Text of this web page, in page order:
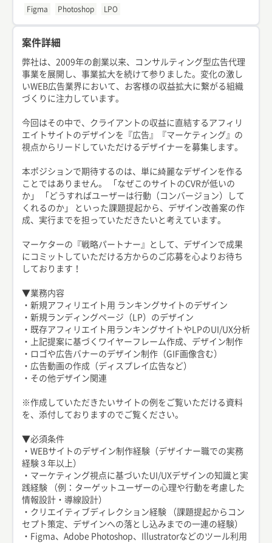
Figma Photoshop LPO
案件詳細
弊社は、2009年の創業以来、コンサルティング型広告代理
事業を展開し、事業拡大を続けて参りました。変化の激し
いWEB広告業界において、お客様の収益拡大に繋がる組織
づくりに注力しています。
今回はその中で、クライアントの収益に直結するアフィリ
エイトサイトのデザインを『広告』『マーケティング』の
視点からリードしていただけるデザイナーを募集します。
本ポジションで期待するのは、単に綺麗なデザインを作る
ことではありません。 「なぜこのサイトのCVRが低いの
か」 「どうすればユーザーは行動（コンバージョン）して
くれるのか」 といった課題提起から、デザイン改善案の作
成、実行までを担っていただきたいと考えています。
マーケターの『戦略パートナー』として、デザインで成果
にコミットしていただける方からのご応募を心よりお待ち
しております！
▼業務内容
・新規アフィリエイト用 ランキングサイトのデザイン
・新規ランディングページ（LP）のデザイン
・既存アフィリエイト用ランキングサイトやLPのUI/UX分析
・上記提案に基づくワイヤーフレーム作成、デザイン制作
・ロゴや広告バナーのデザイン制作（GIF画像含む）
・広告動画の作成（ディスプレイ広告など）
・その他デザイン関連
※作成していただきたいサイトの例をご覧いただける資料
を、添付しておりますのでご覧ください。
▼必須条件
・WEBサイトのデザイン制作経験（デザイナー職での実務
経験３年以上）
・マーケティング視点に基づいたUI/UXデザインの知識と実
践経験 （例：ターゲットユーザーの心理や行動を考慮した
情報設計・導線設計）
・クリエイティブディレクション経験 （課題提起からコン
セプト策定、デザインへの落とし込みまでの一連の経験）
・Figma、Adobe Photoshop、Illustratorなどのツール利用